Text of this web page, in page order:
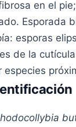
en el
Esporada
esporas
de la
especies